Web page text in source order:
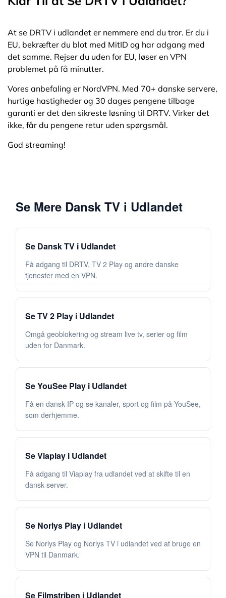
til dansk streaming i udlandet.
At se DRTV i udlandet er nemmere end du tror. Er du i
EU, bekræfter du blot med MitID og har adgang med
det samme. Rejser du uden for EU, løser en VPN
problemet på få minutter.
Vores anbefaling er NordVPN. Med 70+ danske servere,
hurtige hastigheder og 30 dages pengene tilbage
garanti er det den sikreste løsning til DRTV. Virker det
ikke, får du pengene retur uden spørgsmål.
God streaming!
Se Mere Dansk TV i Udlandet
Se Dansk TV i Udlandet
Få adgang til DRTV, TV 2 Play og andre danske
tjenester med en VPN.
Se TV 2 Play i Udlandet
Omgå geoblokering og stream live tv, serier og film
uden for Danmark.
Se YouSee Play i Udlandet
Få en dansk IP og se kanaler, sport og film på YouSee,
som derhjemme.
Se Viaplay i Udlandet
Få adgang til Viaplay fra udlandet ved at skifte til en
dansk server.
Se Norlys Play i Udlandet
Se Norlys Play og Norlys TV i udlandet ved at bruge en
VPN til Danmark.
Se Filmstriben i Udlandet